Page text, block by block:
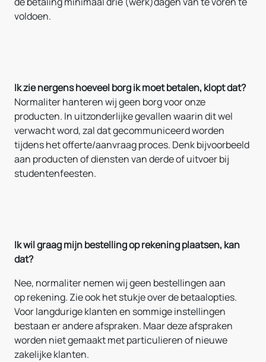
voldoen.
Ik zie nergens hoeveel borg ik moet betalen, klopt dat?
Normaliter hanteren wij geen borg voor onze
producten. In uitzonderlijke gevallen waarin dit wel
verwacht word, zal dat gecommuniceerd worden
tijdens het offerte/aanvraag proces. Denk bijvoorbeeld
aan producten of diensten van derde of uitvoer bij
studentenfeesten.
Ik wil graag mijn bestelling op rekening plaatsen, kan
dat?
Nee, normaliter nemen wij geen bestellingen aan
op rekening. Zie ook het stukje over de betaalopties.
Voor langdurige klanten en sommige instellingen
bestaan er andere afspraken. Maar deze afspraken
worden niet gemaakt met particulieren of nieuwe
zakelijke klanten.